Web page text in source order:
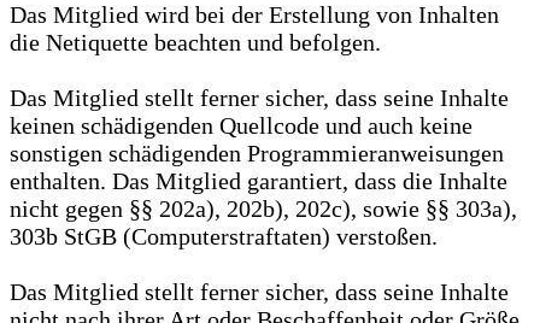
Das Mitglied wird bei der Erstellung von Inhalten
die Netiquette beachten und befolgen.
Das Mitglied stellt ferner sicher, dass seine Inhalte
keinen schädigenden Quellcode und auch keine
sonstigen schädigenden Programmieranweisungen
enthalten. Das Mitglied garantiert, dass die Inhalte
nicht gegen §§ 202a), 202b), 202c), sowie §§ 303a),
303b StGB (Computerstraftaten) verstoßen.
Das Mitglied stellt ferner sicher, dass seine Inhalte